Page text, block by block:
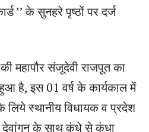
’’ के सुनहरे पृष्ठों पर दर्ज
महापौर संजूदेवी राजपूत का
हुआ है, इस 01 वर्ष के कार्यकाल में
लिये स्थानीय विधायक व प्रदेश
देवांगन के साथ कंधे से कंधा